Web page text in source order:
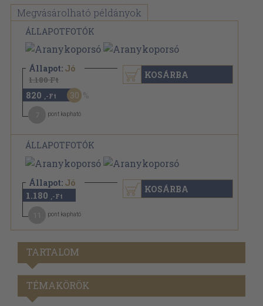
Megvásárolható példányok
ÁLLAPOTFOTÓK
Állapot: Jó
1.180 Ft
820 ,-Ft 30
pont kapható
KOSÁRBA
ÁLLAPOTFOTÓK
Állapot: Jó
1.180 ,-Ft
pont kapható
KOSÁRBA
TARTALOM
TÉMAKÖRÖK